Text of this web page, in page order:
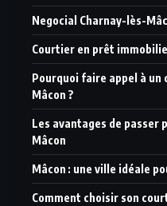
Negocial Charnay-lès-
Courtier en prêt
Pourquoi faire appel à
Mâcon ?
Les avantages de passer
Mâcon
Mâcon : une ville idéale
Comment choisir son